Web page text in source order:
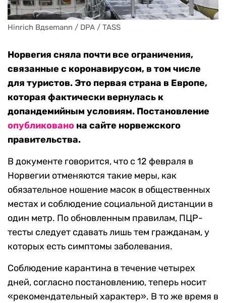
Hinrich Bдsemann / DPA / TASS
Норвегия сняла почти все ограничения,
связанные с коронавирусом, в том числе
для туристов. Это первая страна в Европе,
которая фактически вернулась к
допандемийным условиям. Постановление
опубликовано на сайте норвежского
правительства.
В документе говорится, что с 12 февраля в
Норвегии отменяются такие меры, как
обязательное ношение масок в общественных
местах и соблюдение социальной дистанции в
один метр. По обновленным правилам, ПЦР-
тесты следует сдавать лишь тем гражданам, у
которых есть симптомы заболевания.
Соблюдение карантина в течение четырех
дней, согласно постановлению, теперь носит
«рекомендательный характер». В то же время в